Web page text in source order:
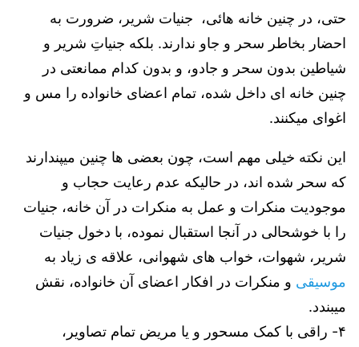
حتی، در چنین خانه هائی، جنیات شریر، ضرورت به
احضار بخاطر سحر و جاو ندارند. بلکه جنیاتِ شریر و
شیاطین بدون سحر و جادو، و بدون کدام ممانعتی در
چنین خانه ای داخل شده، تمام اعضای خانواده را مس و
اغوای میکنند.
این نکته خیلی مهم است، چون بعضی ها چنین میپندارند
که سحر شده اند، در حالیکه عدم رعایت حجاب و
موجودیت منکرات و عمل به منکرات در آن خانه، جنیات
را با خوشحالی در آنجا استقبال نموده، با دخول جنیات
شریر، شهوات، خواب های شهوانی، علاقه ی زیاد به
موسیقی و منکرات در افکار اعضای آن خانواده، نقش
میبندد.
۴- راقی با کمک مسحور و یا مریض تمام تصاویر،